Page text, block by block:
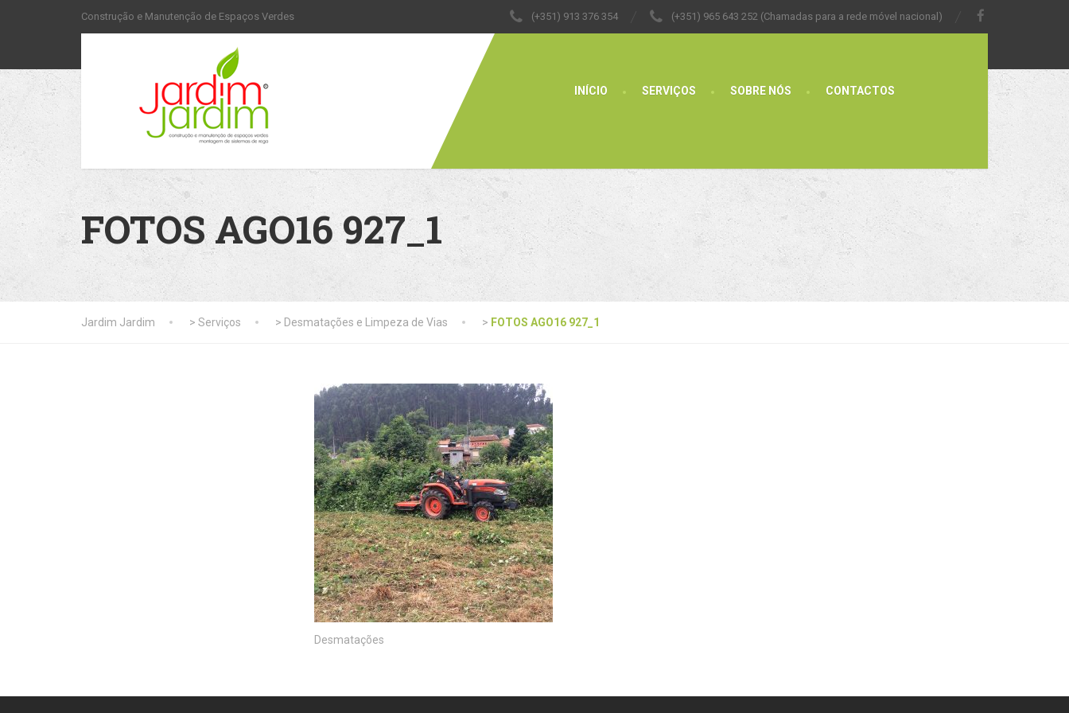
Construção e Manutenção de Espaços Verdes (+351) 913 376 354 (+351) 965 643 252 (Chamadas para a rede móvel nacional)
INÍCIO SERVIÇOS SOBRE NÓS CONTACTOS
FOTOS AGO16 927_1
Jardim Jardim > Serviços > Desmatações e Limpeza de Vias > FOTOS AGO16 927_1
Desmatações